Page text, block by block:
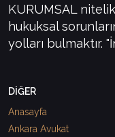
KURUMSAL
hukuksal
yolları bulmaktır.
DİĞER
Anasayfa
Ankara Avukat